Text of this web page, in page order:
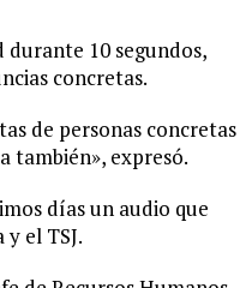
10 segundos,
concretas.
de personas concretas
también», expresó.
días un audio que
el TSJ.